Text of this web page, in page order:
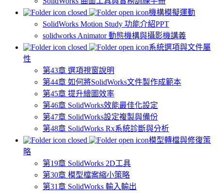
機構模擬運動
SolidWorks Motion Study 功能介紹PPT
solidworks Animator 動態機構與攝影機講義
系統選項與文件屬
性
第43章 選項視窗說明
第44章 如何將SolidWorks文件製作成範本
第45章 提升繪圖效率
第46章 SolidWorks效能最佳化設定
第47章 SolidWorks設定複製與備份
第48章 SolidWorks Rx系統診斷與分析
模型轉檔與修復策
略
第19章 SolidWorks 2D工具
第30章 模型檔案縮小策略
第31章 SolidWorks 輸入輸出